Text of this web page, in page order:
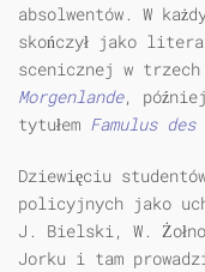
absolwentów. W
skończył jako
scenicznej w
Morgenlande, później
tytułem Famulus
Dziewięciu
policyjnych jako
J. Bielski, W.
Jorku i tam